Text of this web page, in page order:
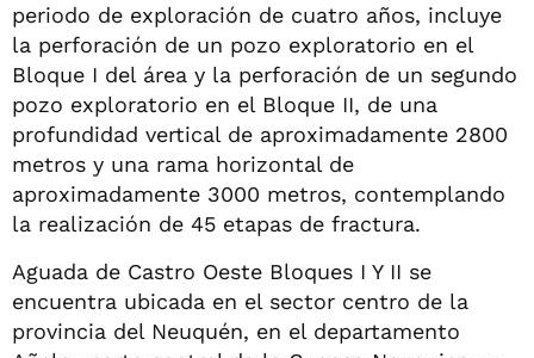
periodo de exploración de cuatro años, incluye
la perforación de un pozo exploratorio en el
Bloque I del área y la perforación de un segundo
pozo exploratorio en el Bloque II, de una
profundidad vertical de aproximadamente 2800
metros y una rama horizontal de
aproximadamente 3000 metros, contemplando
la realización de 45 etapas de fractura.
Aguada de Castro Oeste Bloques I Y II se
encuentra ubicada en el sector centro de la
provincia del Neuquén, en el departamento